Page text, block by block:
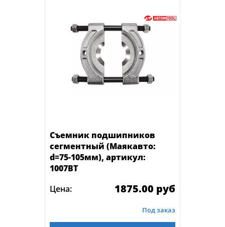
Съемник подшипников
сегментный (Маякавто:
d=75-105мм), артикул:
1007ВТ
Цена:
1875.00 руб
Под заказ